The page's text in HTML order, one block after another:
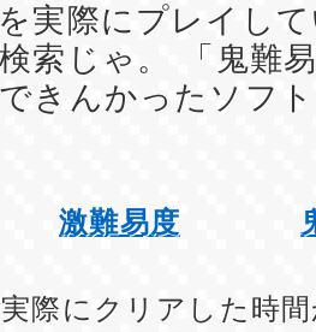
実際にプレイし
索じゃ。 「鬼難
きんかったソフ
激難易度
際にクリアした時